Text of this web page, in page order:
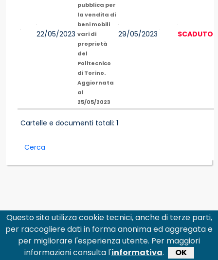
22/05/2023
pubblica per
la vendita di
beni mobili
vari di
proprietà
del
Politecnico
di Torino.
Aggiornata
al
25/05/2023
29/05/2023 SCADUTO
Cartelle e documenti totali: 1
Cerca
Questo sito utilizza cookie tecnici, anche di terze parti,
per raccogliere dati in forma anonima ed aggregata e
per migliorare l'esperienza utente. Per maggiori
informazioni consulta l'informativa. OK